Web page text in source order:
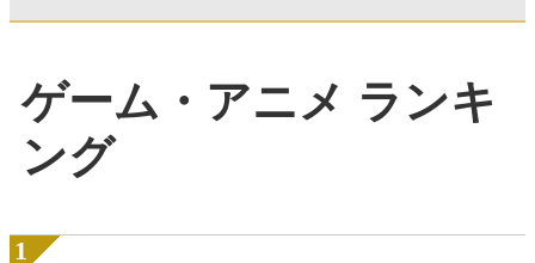
ゲーム・アニメ ランキ
ング